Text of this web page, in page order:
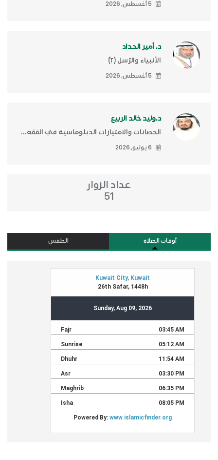
5 أغسطس, 2026
د. أمير الحداد
الأنبياء والرّسل (٢)ّ
5 أغسطس, 2026
د.وليد خالد الربيع
الحصانات والامتيازات الدبلوماسية في الفقه...
6 يوليو, 2026
عداد الزوار
51
أوقات الصلاة الطقس